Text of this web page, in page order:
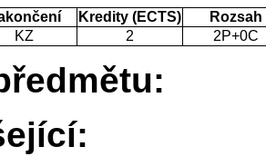
Kredity (ECTS)
Rozsah
KZ 2 2P+0C